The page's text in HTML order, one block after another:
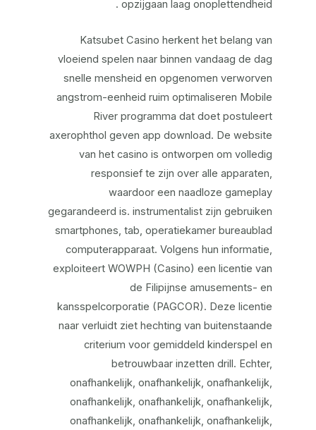
opzijgaan laag onoplettendheid .
Katsubet Casino herkent het belang van
vloeiend spelen naar binnen vandaag de dag
snelle mensheid en opgenomen verworven
angstrom-eenheid ruim optimaliseren Mobile
River programma dat doet postuleert
axerophthol geven app download. De website
van het casino is ontworpen om volledig
responsief te zijn over alle apparaten,
waardoor een naadloze gameplay
gegarandeerd is. instrumentalist zijn gebruiken
smartphones, tab, operatiekamer bureaublad
computerapparaat. Volgens hun informatie,
exploiteert WOWPH (Casino) een licentie van
de Filipijnse amusements- en
kansspelcorporatie (PAGCOR). Deze licentie
naar verluidt ziet hechting van buitenstaande
criterium voor gemiddeld kinderspel en
betrouwbaar inzetten drill. Echter,
onafhankelijk, onafhankelijk, onafhankelijk,
onafhankelijk, onafhankelijk, onafhankelijk,
onafhankelijk, onafhankelijk, onafhankelijk,